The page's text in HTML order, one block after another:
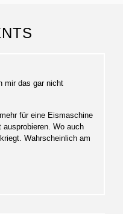
mir das gar nicht
für eine Eismaschine
Wo auch
Wahrscheinlich am